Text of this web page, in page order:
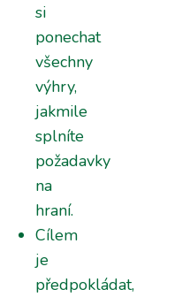
si
ponechat
všechny
výhry,
jakmile
splníte
požadavky
na
hraní.
Cílem
je
předpokládat,